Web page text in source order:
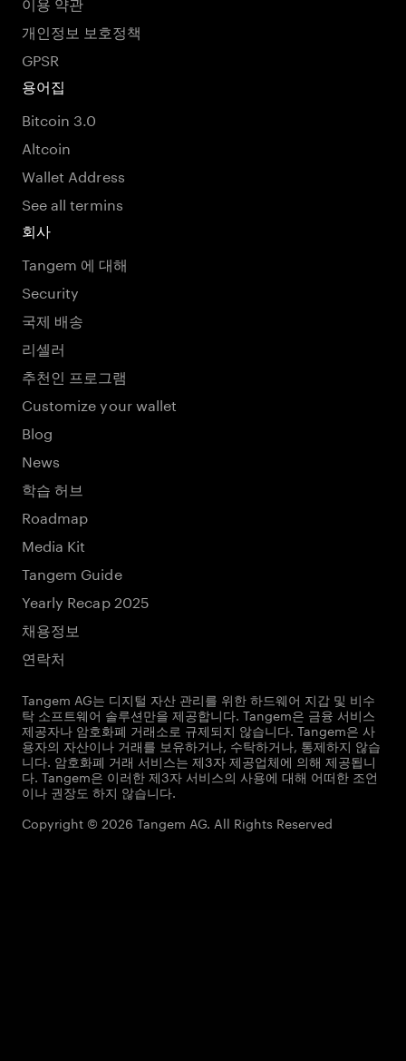
개인정보 보호정책
GPSR
용어집
Bitcoin 3.0
Altcoin
Wallet Address
See all termins
회사
Tangem 에 대해
Security
국제 배송
리셀러
추천인 프로그램
Customize your wallet
Blog
News
학습 허브
Roadmap
Media Kit
Tangem Guide
Yearly Recap 2025
채용정보
연락처
Tangem AG는 디지털 자산 관리를 위한 하드웨어 지갑 및 비수
탁 소프트웨어 솔루션만을 제공합니다. Tangem은 금융 서비스
제공자나 암호화폐 거래소로 규제되지 않습니다. Tangem은 사
용자의 자산이나 거래를 보유하거나, 수탁하거나, 통제하지 않습
니다. 암호화폐 거래 서비스는 제3자 제공업체에 의해 제공됩니
다. Tangem은 이러한 제3자 서비스의 사용에 대해 어떠한 조언
이나 권장도 하지 않습니다.